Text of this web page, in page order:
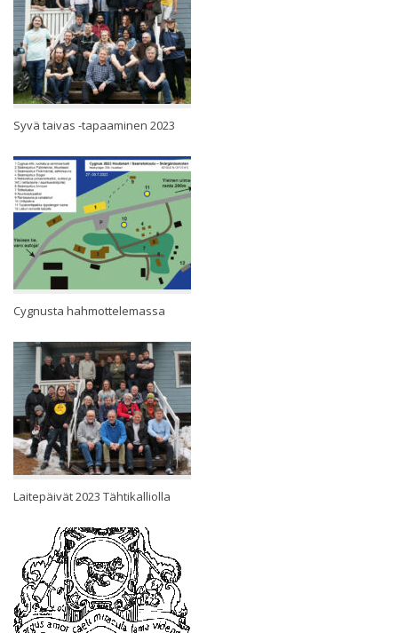
Syvä taivas -tapaaminen 2023
Cygnusta hahmottelemassa
Laitepäivät 2023 Tähtikalliolla